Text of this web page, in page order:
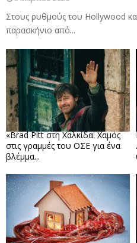
Στους ρυθμούς του Hollywood
παρασκήνιο από...
«Brad Pitt στη Χαλκίδα: Χαμός
στις γραμμές του ΟΣΕ για ένα
βλέμμα...